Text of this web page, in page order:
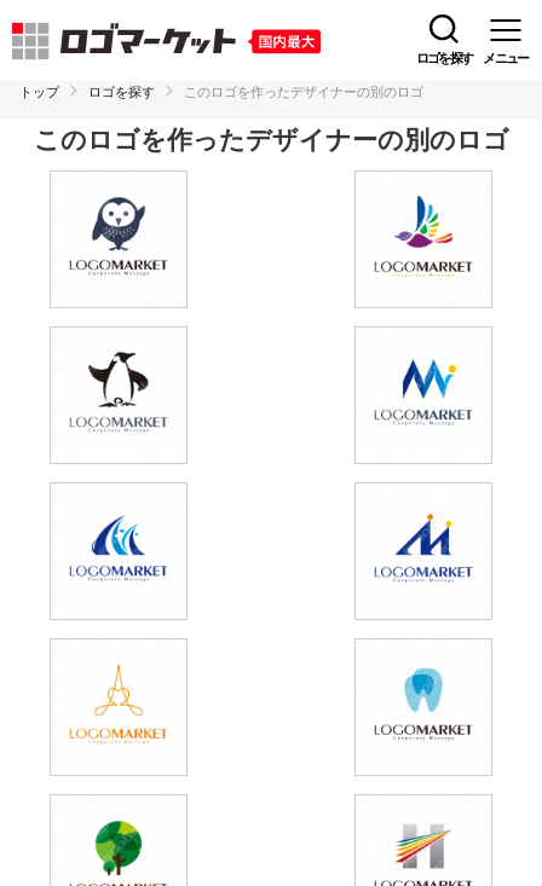
ロゴを探す メニュー
トップ ロゴを探す このロゴを作ったデザイナーの別のロゴ
このロゴを作ったデザイナーの別のロゴ